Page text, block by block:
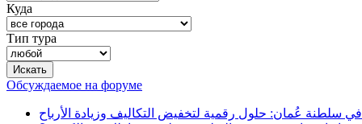
Куда
Тип тура
Обсуждаемое на форуме
سلطنة عُمان: حلول رقمية لتخفيض التكاليف وزيادة الأرباح